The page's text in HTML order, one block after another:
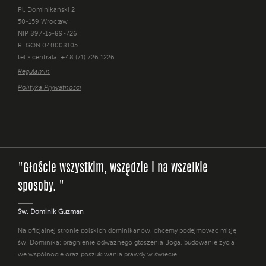
Pl. Dominikański 2
50-159 Wrocław
NIP 897-15-89-726
REGON 040008105
tel - centrala: +48 (71) 726 1226
Regulamin
Polityka Prywatności
"Głoście wszystkim, wszędzie i na wszelkie
sposoby. "
Św. Dominik Guzman
Na oficjalnej stronie polskich dominikanów, chcemy podejmować misję
św. Dominika: pragnienie odważnego głoszenia Boga, budowanie życia
we wspólnocie oraz poszukiwania prawdy w świecie.